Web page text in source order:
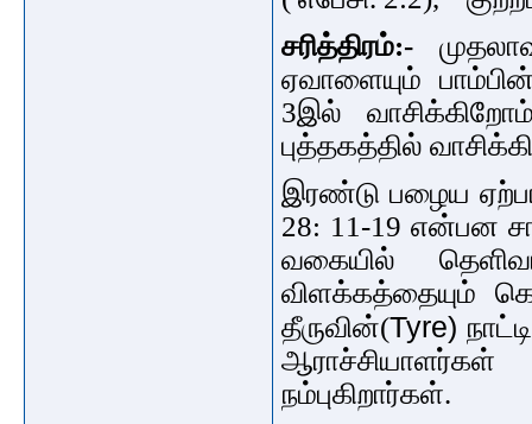
சரித்திரம்:-
ஏவாளையும்
3இல்
புத்தகத்தில்
இரண்டு பழைய
28: 11-19 என்பன
வகையில்
விளக்கத்தையும்
தீருவின்(Tyre)
நம்புகிறார்கள்.